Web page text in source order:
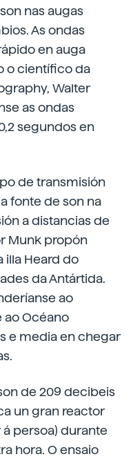
nas augas
As ondas
en auga
o científico da
Walter
as ondas
segundos en
de transmisión
fonte de son na
a distancias de
Munk propón
illa Heard do
da Antártida.
ao
ao Océano
e media en chegar
de 209 decibeis
un gran reactor
persoa) durante
hora. O ensaio